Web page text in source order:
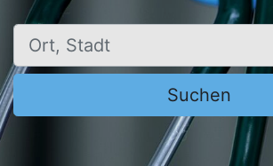
Ort, Stadt
Suchen